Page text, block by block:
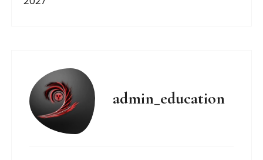
admin_education